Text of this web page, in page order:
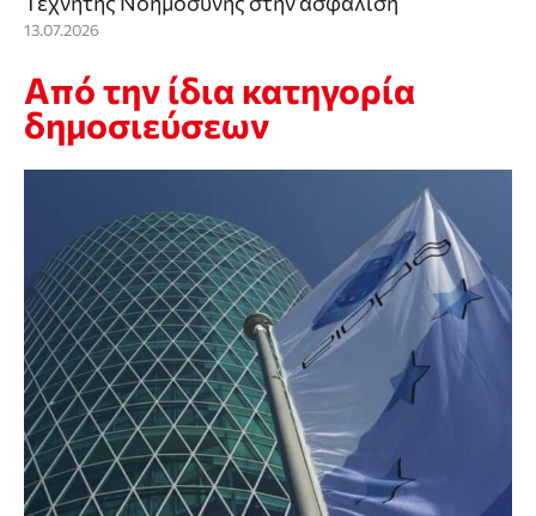
13.07.2026
Από την ίδια κατηγορία
δημοσιεύσεων